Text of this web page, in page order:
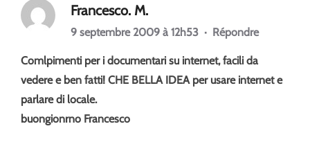
Francesco. M.
9 septembre 2009 à 12h53 · Répondre
Comlpimenti per i documentari su internet, facili da
vedere e ben fatti! CHE BELLA IDEA per usare internet e
parlare di locale.
buongionrno Francesco